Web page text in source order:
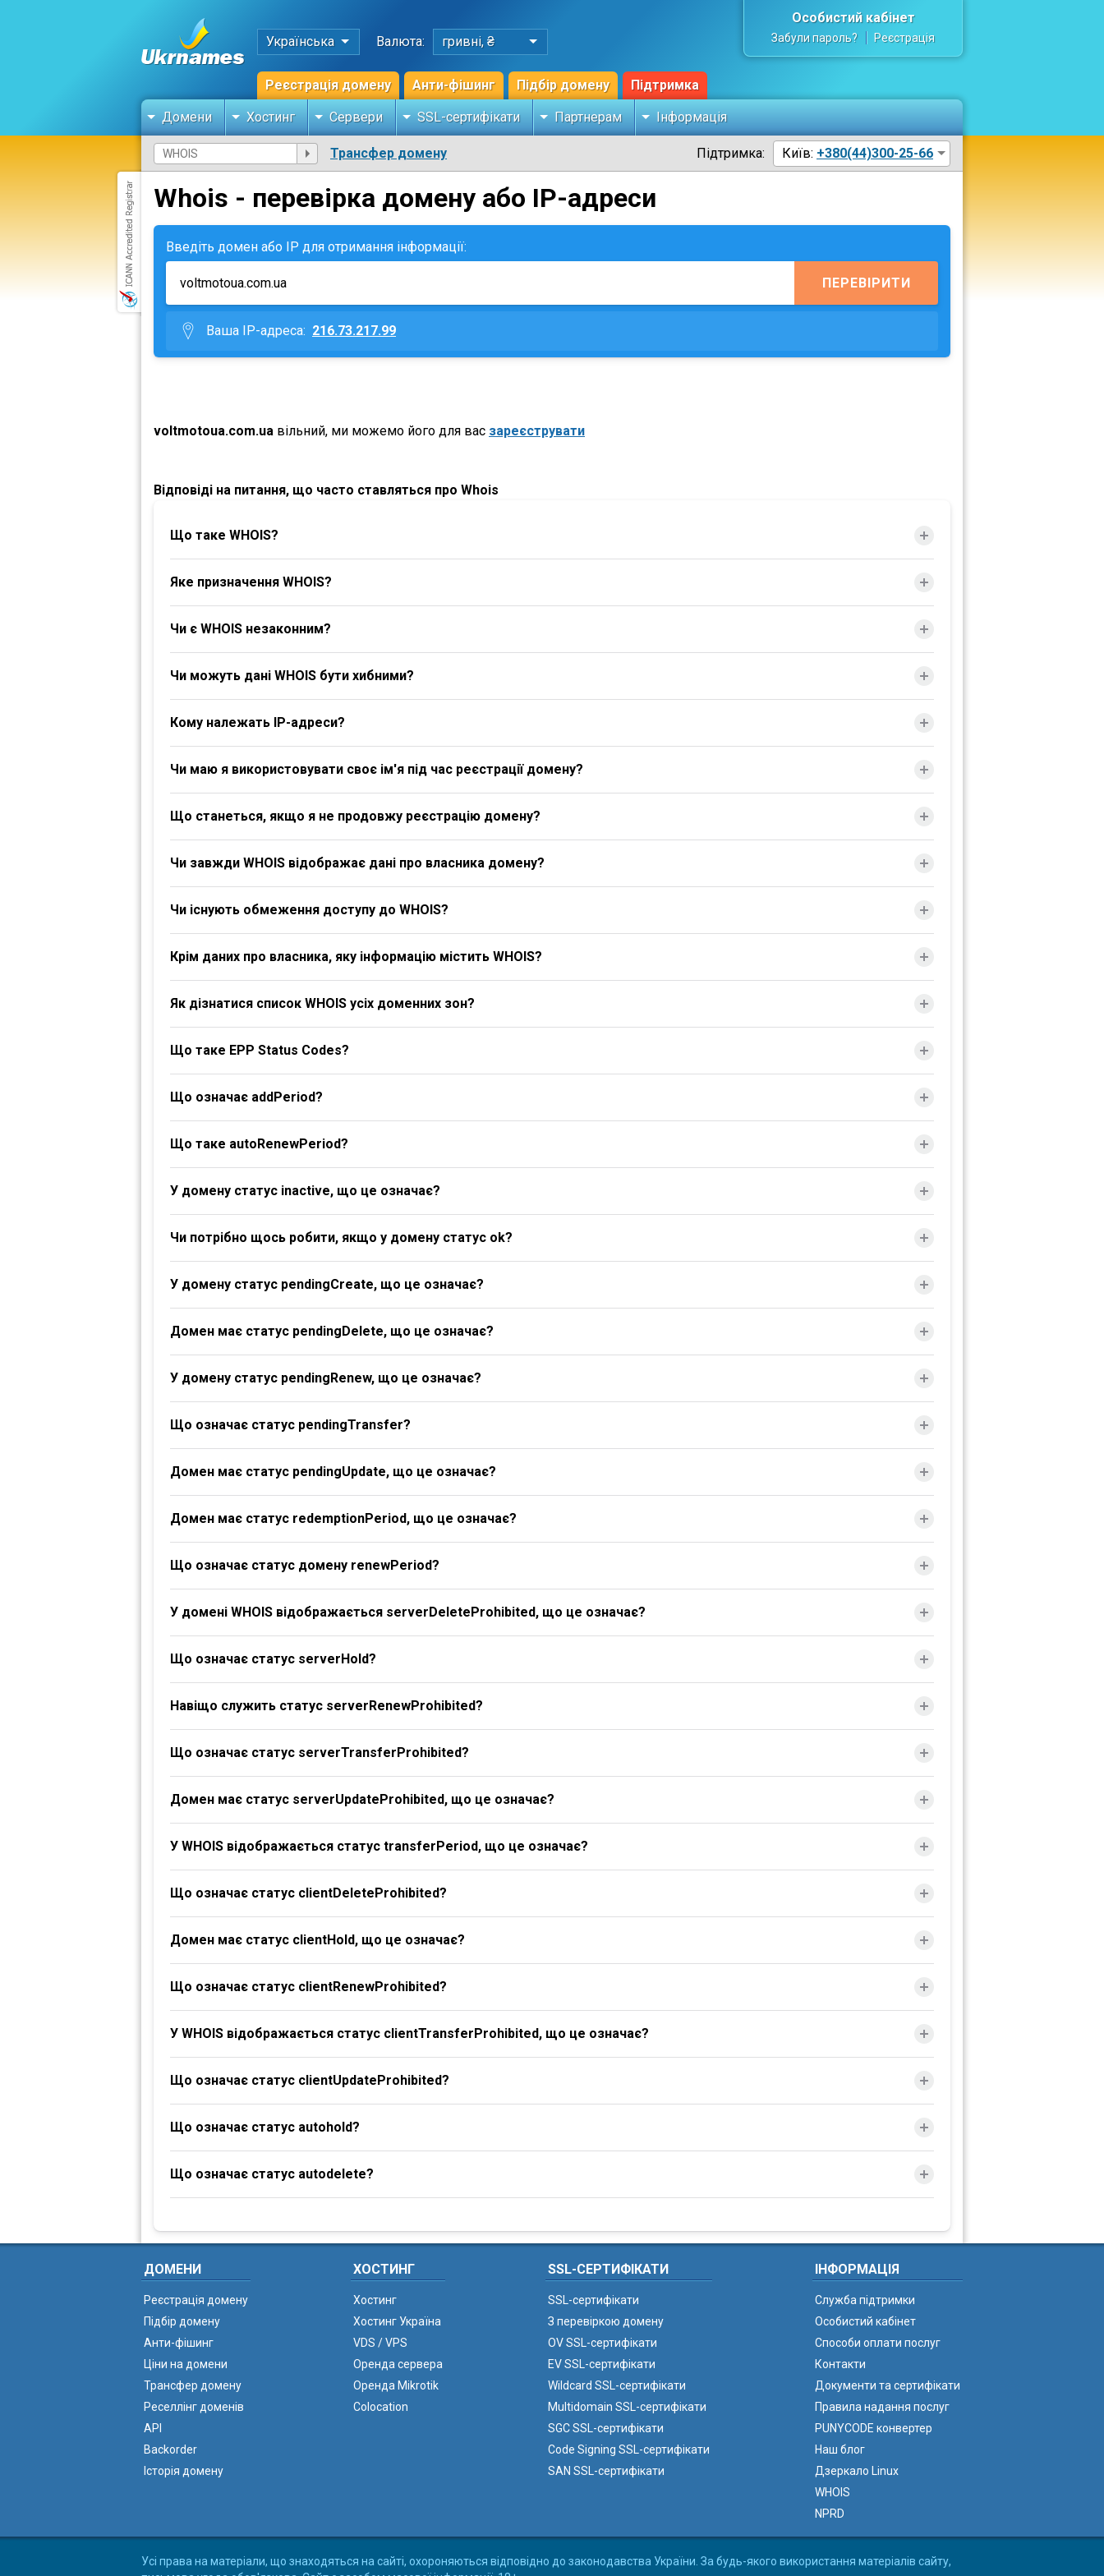
Українська Валюта: гривні, ₴
Реєстрація домену Анти-фішинг Підбір домену Підтримка
Особистий кабінет
Забули пароль? Реєстрація
Домени Хостинг Сервери SSL-сертифікати Партнерам Інформація
Трансфер домену Підтримка: Київ: +380(44)300-25-66
Whois - перевірка домену або IP-адреси
Введіть домен або IP для отримання інформації:
ПЕРЕВІРИТИ
Ваша IP-адреса: 216.73.217.99
voltmotoua.com.ua вільний, ми можемо його для вас зареєструвати
Відповіді на питання, що часто ставляться про Whois
Що таке WHOIS?
Яке призначення WHOIS?
Чи є WHOIS незаконним?
Чи можуть дані WHOIS бути хибними?
Кому належать IP-адреси?
Чи маю я використовувати своє ім'я під час реєстрації домену?
Що станеться, якщо я не продовжу реєстрацію домену?
Чи завжди WHOIS відображає дані про власника домену?
Чи існують обмеження доступу до WHOIS?
Крім даних про власника, яку інформацію містить WHOIS?
Як дізнатися список WHOIS усіх доменних зон?
Що таке EPP Status Codes?
Що означає addPeriod?
Що таке autoRenewPeriod?
У домену статус inactive, що це означає?
Чи потрібно щось робити, якщо у домену статус ok?
У домену статус pendingCreate, що це означає?
Домен має статус pendingDelete, що це означає?
У домену статус pendingRenew, що це означає?
Що означає статус pendingTransfer?
Домен має статус pendingUpdate, що це означає?
Домен має статус redemptionPeriod, що це означає?
Що означає статус домену renewPeriod?
У домені WHOIS відображається serverDeleteProhibited, що це означає?
Що означає статус serverHold?
Навіщо служить статус serverRenewProhibited?
Що означає статус serverTransferProhibited?
Домен має статус serverUpdateProhibited, що це означає?
У WHOIS відображається статус transferPeriod, що це означає?
Що означає статус clientDeleteProhibited?
Домен має статус clientHold, що це означає?
Що означає статус clientRenewProhibited?
У WHOIS відображається статус clientTransferProhibited, що це означає?
Що означає статус clientUpdateProhibited?
Що означає статус autohold?
Що означає статус autodelete?
ДОМЕНИ
Реєстрація домену
Підбір домену
Анти-фішинг
Ціни на домени
Трансфер домену
Реселлінг доменів
API
Backorder
Історія домену
ХОСТИНГ
Хостинг
Хостинг Україна
VDS / VPS
Оренда сервера
Оренда Mikrotik
Colocation
SSL-СЕРТИФІКАТИ
SSL-сертифікати
З перевіркою домену
OV SSL-сертифікати
EV SSL-сертифікати
Wildcard SSL-сертифікати
Multidomain SSL-сертифікати
SGC SSL-сертифікати
Code Signing SSL-сертифікати
SAN SSL-сертифікати
ІНФОРМАЦІЯ
Служба підтримки
Особистий кабінет
Способи оплати послуг
Контакти
Документи та сертифікати
Правила надання послуг
PUNYCODE конвертер
Наш блог
Дзеркало Linux
WHOIS
NPRD
Усі права на матеріали, що знаходяться на сайті, охороняються відповідно до законодавства України. За будь-якого використання матеріалів сайту,